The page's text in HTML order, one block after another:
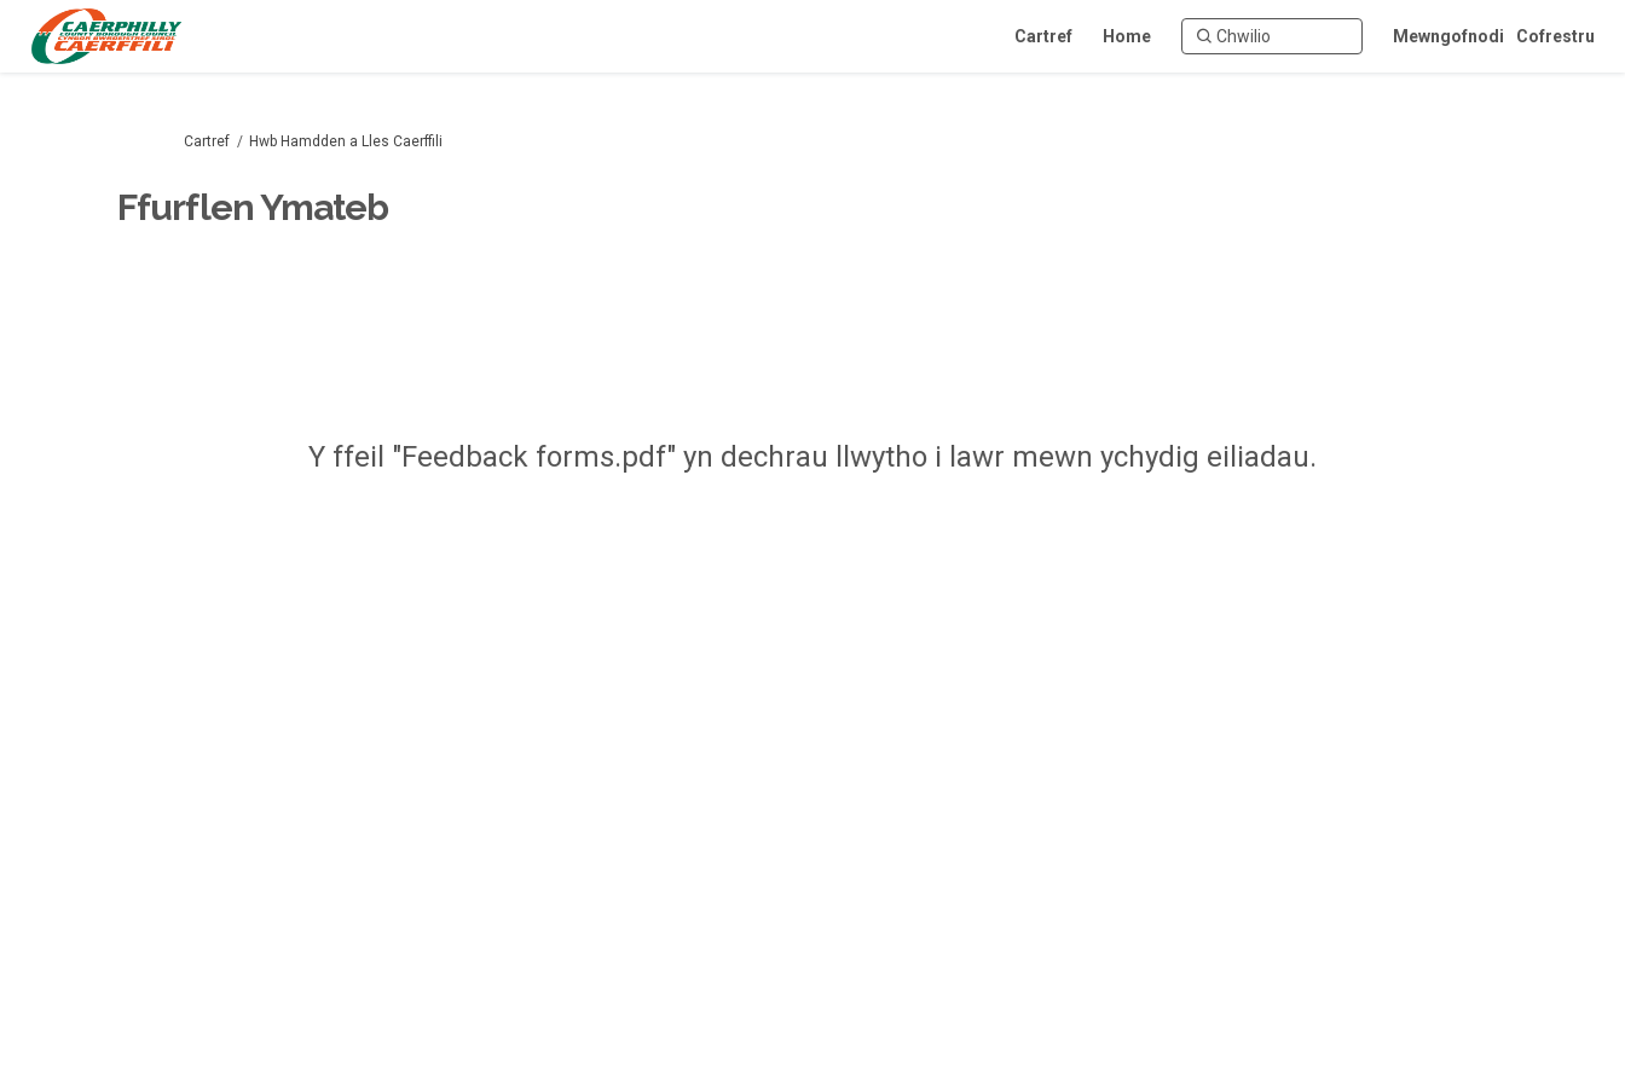
Cartref Home Mewngofnodi Cofrestru
Rydych yma:
Cartref Hwb Hamdden a Lles Caerffili
Ffurflen Ymateb
Y ffeil "Feedback forms.pdf" yn dechrau llwytho i lawr mewn ychydig eiliadau.